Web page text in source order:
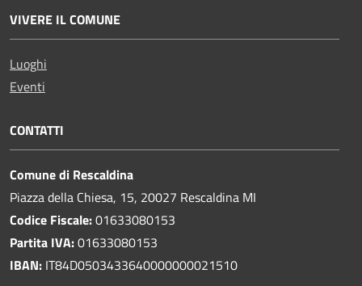
VIVERE IL COMUNE
Luoghi
Eventi
CONTATTI
Comune di Rescaldina
Piazza della Chiesa, 15, 20027 Rescaldina MI
Codice Fiscale:01633080153
Partita IVA:01633080153
IBAN: IT84D0503433640000000021510